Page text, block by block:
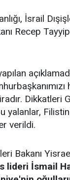
İsrail
Recep
Dikkatleri
yalanlar,
verildi.
Bakanı
lideri İsmail